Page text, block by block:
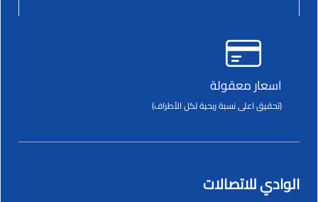
اسعار معقولة
(تحقيق اعلى نسبة ربحية لكل الأطراف)
الوادي للاتصالات